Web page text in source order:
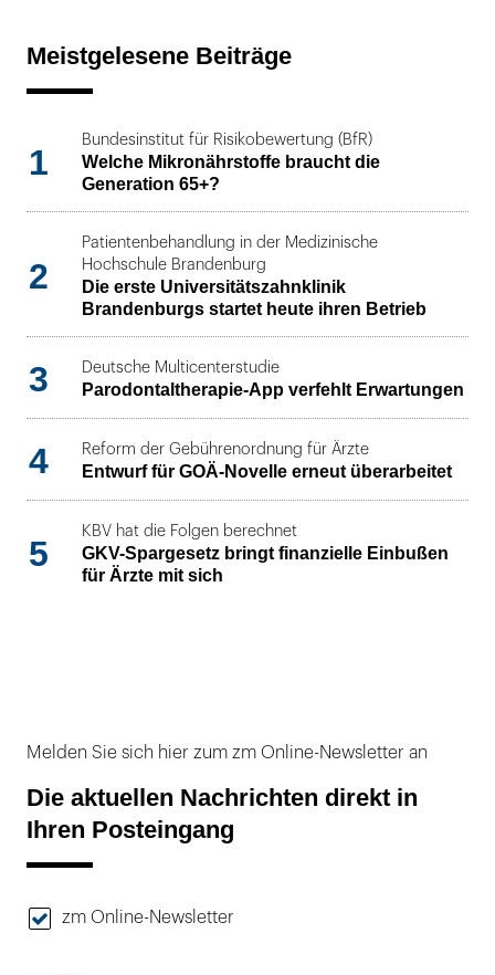
Meistgelesene Beiträge
1
Bundesinstitut für Risikobewertung (BfR)
Welche Mikronährstoffe braucht die
Generation 65+?
2
Patientenbehandlung in der Medizinische
Hochschule Brandenburg
Die erste Universitätszahnklinik
Brandenburgs startet heute ihren Betrieb
3 Deutsche Multicenterstudie
Parodontaltherapie-App verfehlt Erwartungen
4 Reform der Gebührenordnung für Ärzte
Entwurf für GOÄ-Novelle erneut überarbeitet
5
KBV hat die Folgen berechnet
GKV-Spargesetz bringt finanzielle Einbußen
für Ärzte mit sich
Melden Sie sich hier zum zm Online-Newsletter an
Die aktuellen Nachrichten direkt in
Ihren Posteingang
zm Online-Newsletter